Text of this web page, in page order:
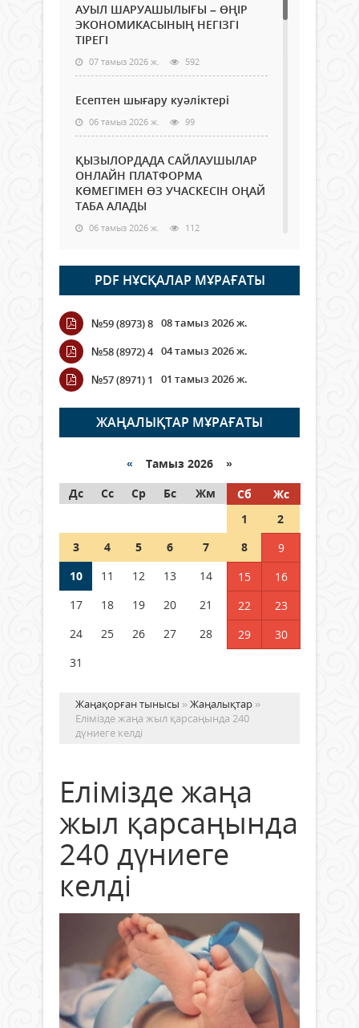
АУЫЛ ШАРУАШЫЛЫҒЫ – ӨҢІР
ЭКОНОМИКАСЫНЫҢ НЕГІЗГІ
ТІРЕГІ
07 тамыз 2026 ж. 592
Есептен шығару куәліктері
06 тамыз 2026 ж. 99
ҚЫЗЫЛОРДАДА САЙЛАУШЫЛАР
ОНЛАЙН ПЛАТФОРМА
КӨМЕГІМЕН ӨЗ УЧАСКЕСІН ОҢАЙ
ТАБА АЛАДЫ
06 тамыз 2026 ж. 112
Open Air: Қызылорда облысы
полиция департаменті 20
мыңнан астам көрерменнің
қауіпсіздігін қамтамасыз етті
06 тамыз 2026 ж.
Wi-Fi ҚАБЫРҒА АРҚЫЛЫ ҚАЛАЙ
ӨТЕДІ?
06 тамыз 2026 ж. 288
граждане Казахстана,
05 тамыз 2026 ж. 168
Шетелде жүрген Қазақстан
азаматтары қалай дауыс бере
05 тамыз 2026 ж.
PDF НҰСҚАЛАР МҰРАҒАТЫ
№59 (8973) 8 08 тамыз 2026 ж.
№58 (8972) 4 04 тамыз 2026 ж.
№57 (8971) 1
01 тамыз 2026 ж.
ЖАҢАЛЫҚТАР МҰРАҒАТЫ
« Тамыз 2026 »
Дс
Сс Ср Бс Жм Сб
Жс
1
2
3
4 5 6 7 8
9
10
11 12 13 14 15
16
17
18 19 20 21 22
23
24
25 26 27 28 29
30
31
Жаңақорған тынысы »Жаңалықтар »
Елімізде жаңа жыл қарсаңында 240
дүниеге келді
Елімізде жаңа
жыл қарсаңында
240 дүниеге
келді